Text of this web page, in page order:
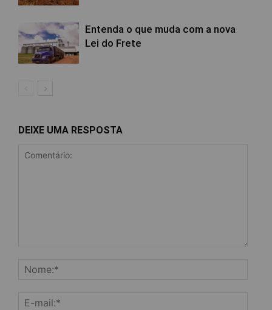
Entenda o que muda com a nova
Lei do Frete
DEIXE UMA RESPOSTA